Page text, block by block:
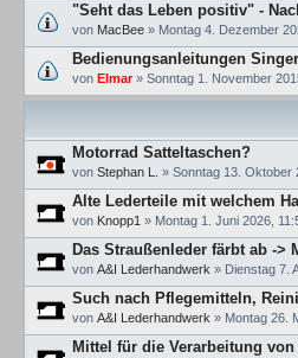
"Seht das Leben positiv" -
von MacBee » Montag 4. Dezember
Bedienungsanleitungen
von Elmar» Sonntag 1. November
Motorrad Satteltaschen?
von Stephan L. » Sonntag 13. Oktober
Alte Lederteile mit welchem
von Knopp1 » Montag 1. Juni 2026,
Das Straußenleder färbt ab ->
von A&I Lederhandwerk » Dienstag 7.
Such nach Pflegemitteln,
von A&I Lederhandwerk » Montag 26.
Mittel für die Verarbeitung